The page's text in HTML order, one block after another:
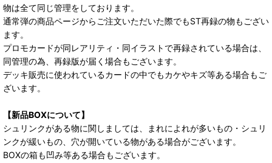
物は全て同じ管理をしております。
通常弾の商品ページからご注文いただいた際でもST再録の物もござい
ます。
プロモカードが同レアリティ・同イラストで再録されている場合は、
同管理の為、再録版が届く場合もございます。
デッキ販売に使われているカードの中でもカケやキズ等ある場合もご
ざいます。
【新品BOXについて】
シュリンクがある物に関しましては、まれによれが多いもの・シュリ
ンクが緩いもの、穴が開いている物がある場合がございます。
BOXの箱も凹み等ある場合もございます。